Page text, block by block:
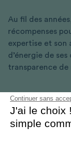
Continuer sans
J'ai le choix
simple
Au fil des
récompenses
expertise et son
d’énergie de
transparence de